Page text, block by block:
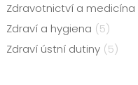
Zdravotnictví a medicína
Zdraví a hygiena (5)
Zdraví ústní dutiny (5)